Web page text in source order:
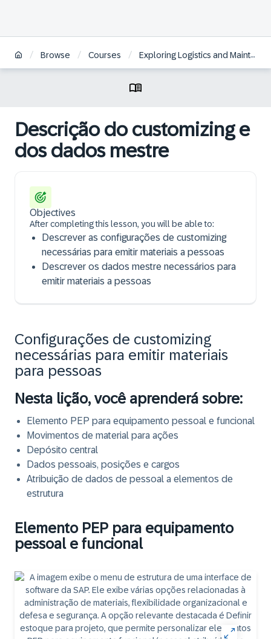
/ Browse / Courses / Exploring Logistics and Maintenance in SAP S/4HANA Defense & Security | BR
Descrição do customizing e
dos dados mestre
Objectives
After completing this lesson, you will be able to:
Descrever as configurações de customizing
necessárias para emitir materiais a pessoas
Descrever os dados mestre necessários para
emitir materiais a pessoas
Configurações de customizing
necessárias para emitir materiais
para pessoas
Nesta lição, você aprenderá sobre:
Elemento PEP para equipamento pessoal e funcional
Movimentos de material para ações
Depósito central
Dados pessoais, posições e cargos
Atribuição de dados de pessoal a elementos de
estrutura
Elemento PEP para equipamento
pessoal e funcional